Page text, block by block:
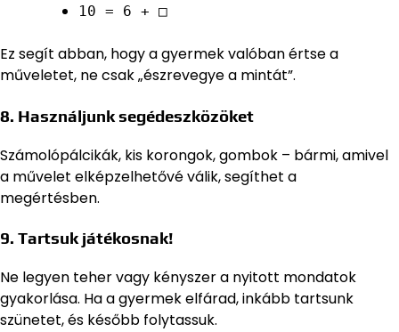
10 = 6 + □
Ez segít abban, hogy a gyermek valóban értse a
műveletet, ne csak „észrevegye a mintát”.
8. Használjunk segédeszközöket
Számolópálcikák, kis korongok, gombok – bármi, amivel
a művelet elképzelhetővé válik, segíthet a
megértésben.
9. Tartsuk játékosnak!
Ne legyen teher vagy kényszer a nyitott mondatok
gyakorlása. Ha a gyermek elfárad, inkább tartsunk
szünetet, és később folytassuk.